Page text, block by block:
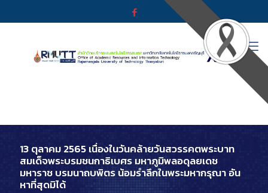
13 ตุลาคม 2565 เนื่องในวันคล้ายวันสวรรคตพระบาท
สมเด็จพระบรมชนกาธิเบศร มหาภูมิพลอดุลยเดช
มหาราช บรมนาถบพิตร น้อมรำลึกในพระมหากรุณา อัน
หาที่สุดมิได้